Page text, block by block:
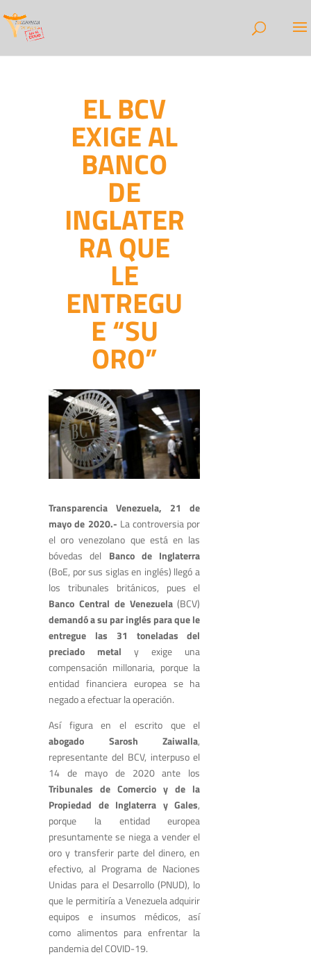
EL BCV
EXIGE AL
BANCO
DE
INGLATER
RA QUE
LE
ENTREGU
E “SU
ORO”
Transparencia Venezuela, 21 de
mayo de 2020.- La controversia por
el oro venezolano que está en las
bóvedas del Banco de Inglaterra
(BoE, por sus siglas en inglés) llegó a
los tribunales británicos, pues el
Banco Central de Venezuela(BCV)
demandó a su par inglés para que le
entregue las 31 toneladas del
preciado metaly exige una
compensación millonaria, porque la
entidad financiera europea se ha
negado a efectuar la operación.
Así figura en el escrito que el
abogado Sarosh Zaiwalla,
representante del BCV, interpuso el
14 de mayo de 2020 ante los
Tribunales de Comercio y de la
Propiedad de Inglaterra y Gales,
porque la entidad europea
presuntamente se niega a vender el
oro y transferir parte del dinero, en
efectivo, al Programa de Naciones
Unidas para el Desarrollo (PNUD), lo
que le permitiría a Venezuela adquirir
equipos e insumos médicos, así
como alimentos para enfrentar la
pandemia del COVID-19.